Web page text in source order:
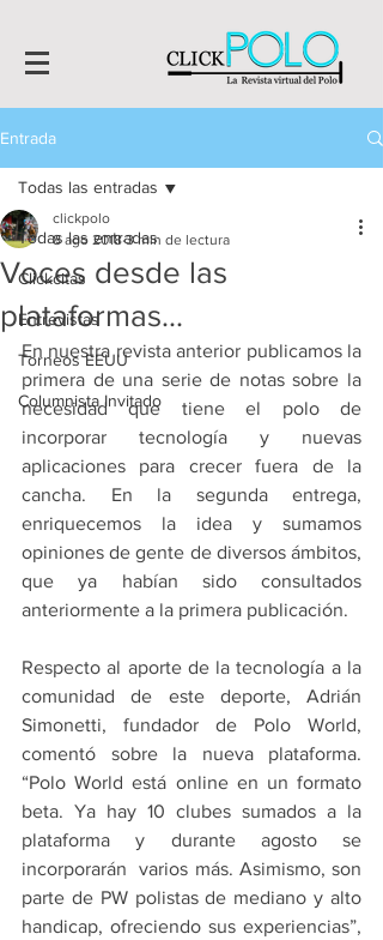
Entrada
Todas las entradas
Clickcitas
Entrevistas
Torneos EEUU
Columnista Invitado
Todas las entradas
Voces desde las
plataformas...
clickpolo
8 ago 2018 3 min de lectura
En nuestra revista anterior publicamos la
primera de una serie de notas sobre la
necesidad que tiene el polo de
incorporar tecnología y nuevas
aplicaciones para crecer fuera de la
cancha. En la segunda entrega,
enriquecemos la idea y sumamos
opiniones de gente de diversos ámbitos,
que ya habían sido consultados
anteriormente a la primera publicación.
Respecto al aporte de la tecnología a la
comunidad de este deporte, Adrián
Simonetti, fundador de Polo World,
comentó sobre la nueva plataforma.
“Polo World está online en un formato
beta. Ya hay 10 clubes sumados a la
plataforma y durante agosto se
incorporarán  varios más. Asimismo, son
parte de PW polistas de mediano y alto
handicap, ofreciendo sus experiencias”,